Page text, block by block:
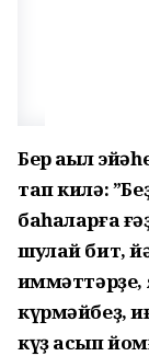
Бер аҡыл
тап килә:
баһаларға
шулай бит,
күрмәйбеҙ,
күҙ асып